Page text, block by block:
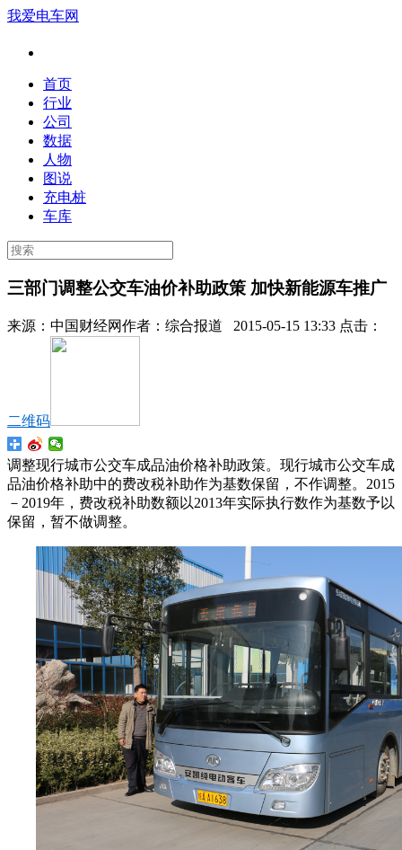
我爱电车网
首页
行业
公司
数据
人物
图说
充电桩
车库
三部门调整公交车油价补助政策 加快新能源车推广
来源： 中国财经网作者： 综合报道 2015-05-15 13:33 点击：
二维码
调整现行城市公交车成品油价格补助政策。现行城市公交车成
品油价格补助中的费改税补助作为基数保留，不作调整。2015
－2019年，费改税补助数额以2013年实际执行数作为基数予以
保留，暂不做调整。